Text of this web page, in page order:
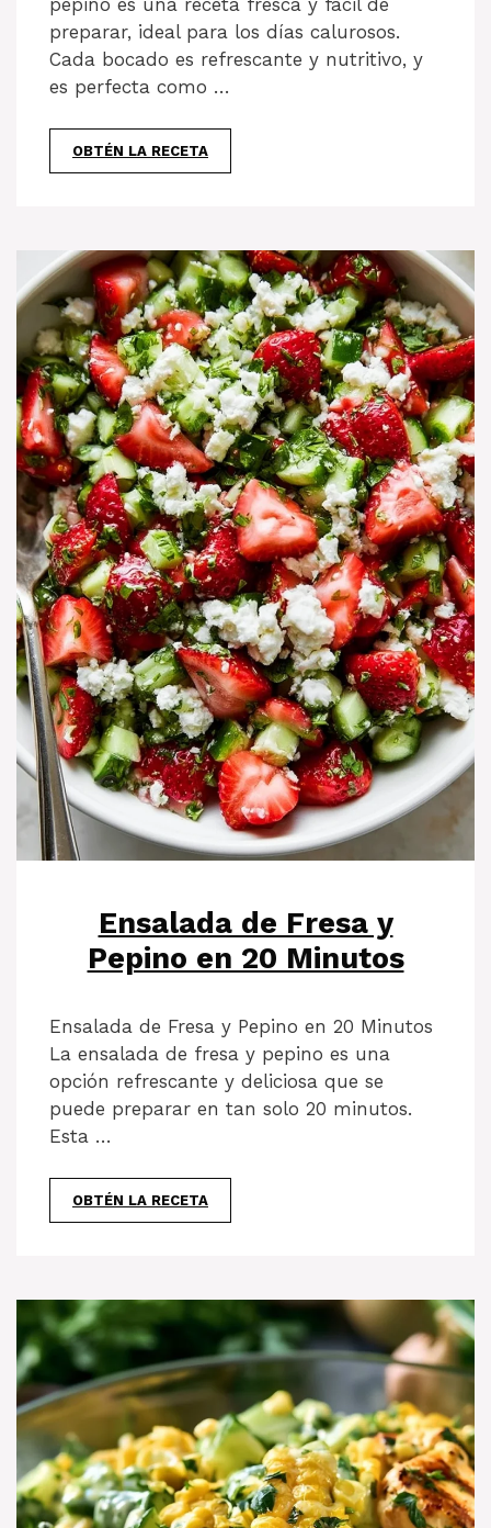
preparar, ideal para los días calurosos.
Cada bocado es refrescante y nutritivo, y
es perfecta como …
OBTÉN LA RECETA
Ensalada de Fresa y
Pepino en 20 Minutos
Ensalada de Fresa y Pepino en 20 Minutos
La ensalada de fresa y pepino es una
opción refrescante y deliciosa que se
puede preparar en tan solo 20 minutos.
Esta …
OBTÉN LA RECETA